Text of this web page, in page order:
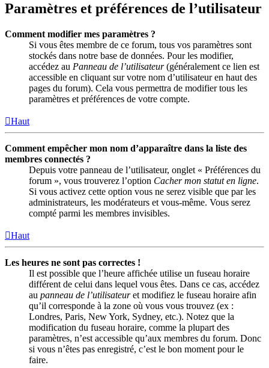
Paramètres et préférences de l’utilisateur
Comment modifier mes paramètres ?
Si vous êtes membre de ce forum, tous vos paramètres sont
stockés dans notre base de données. Pour les modifier,
accédez au Panneau de l’utilisateur(généralement ce lien est
accessible en cliquant sur votre nom d’utilisateur en haut des
pages du forum). Cela vous permettra de modifier tous les
paramètres et préférences de votre compte.
Haut
Comment empêcher mon nom d’apparaître dans la liste des
membres connectés ?
Depuis votre panneau de l’utilisateur, onglet « Préférences du
forum », vous trouverez l’option Cacher mon statut en ligne.
Si vous activez cette option vous ne serez visible que par les
administrateurs, les modérateurs et vous-même. Vous serez
compté parmi les membres invisibles.
Haut
Les heures ne sont pas correctes !
Il est possible que l’heure affichée utilise un fuseau horaire
différent de celui dans lequel vous êtes. Dans ce cas, accédez
au panneau de l’utilisateuret modifiez le fuseau horaire afin
qu’il corresponde à la zone où vous vous trouvez (ex :
Londres, Paris, New York, Sydney, etc.). Notez que la
modification du fuseau horaire, comme la plupart des
paramètres, n’est accessible qu’aux membres du forum. Donc
si vous n’êtes pas enregistré, c’est le bon moment pour le
faire.